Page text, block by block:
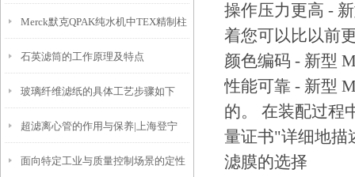
安装与压力控制
Merck默克QPAK纯水机中TEX精制柱
纯化柱的作用
石英滤筒的工作原理及特点
玻璃纤维滤纸的具体工艺步骤如下
超滤离心管的作用与保养|上海登宁
面向特定工业与质量控制场景的定性
操作压力更高 -
着您可以比以前
颜色编码 - 新型
性能可靠 - 新型
的。 在装配过程
量证书"详细地描
滤膜的选择